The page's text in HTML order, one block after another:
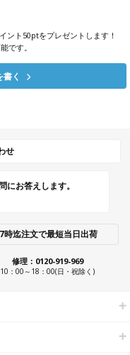
ント50ptをプレゼントします！
です。
く
せ
にお答えします。
時迄注文で最短当日出荷
修理：0120-919-969
10：00～18：00(日・祝除く)